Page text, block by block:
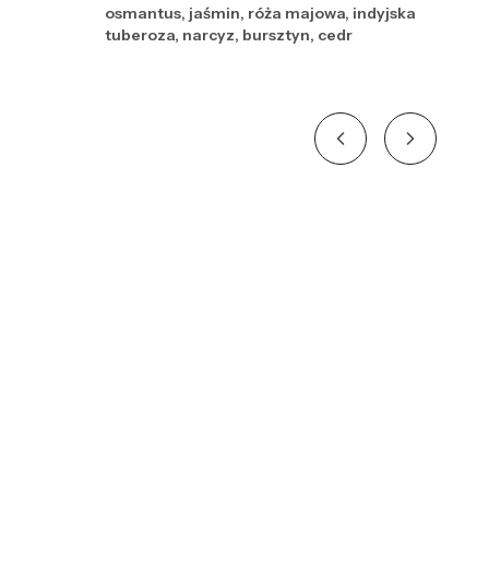
osmantus, jaśmin, róża majowa, indyjska
tuberoza, narcyz, bursztyn, cedr